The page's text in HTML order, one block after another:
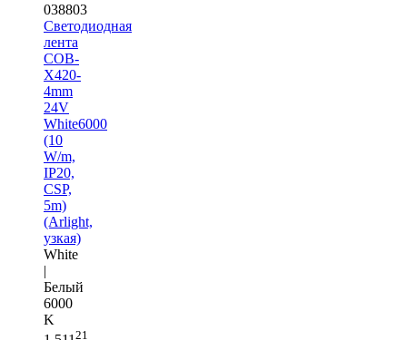
038803
Светодиодная
лента
COB-
X420-
4mm
24V
White6000
(10
W/m,
IP20,
CSP,
5m)
(Arlight,
узкая)
White
|
Белый
6000
K
21